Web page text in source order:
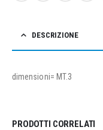
DESCRIZIONE
dimensioni= MT.3
PRODOTTI CORRELATI